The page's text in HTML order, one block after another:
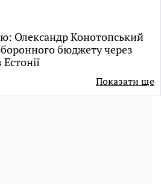
Олександр Конотопський
бюджету через
Показати ще